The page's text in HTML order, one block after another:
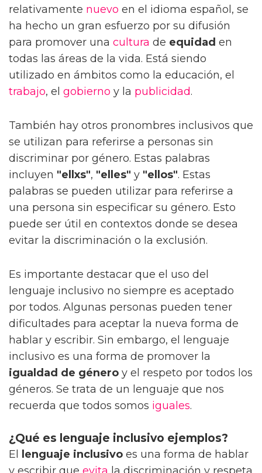
relativamente nuevo en el idioma español, se
ha hecho un gran esfuerzo por su difusión
para promover una cultura de equidad en
todas las áreas de la vida. Está siendo
utilizado en ámbitos como la educación, el
trabajo, el gobierno y la publicidad.
También hay otros pronombres inclusivos que
se utilizan para referirse a personas sin
discriminar por género. Estas palabras
incluyen "ellxs", "elles" y "ellos". Estas
palabras se pueden utilizar para referirse a
una persona sin especificar su género. Esto
puede ser útil en contextos donde se desea
evitar la discriminación o la exclusión.
Es importante destacar que el uso del
lenguaje inclusivo no siempre es aceptado
por todos. Algunas personas pueden tener
dificultades para aceptar la nueva forma de
hablar y escribir. Sin embargo, el lenguaje
inclusivo es una forma de promover la
igualdad de género y el respeto por todos los
géneros. Se trata de un lenguaje que nos
recuerda que todos somos iguales.
¿Qué es lenguaje inclusivo ejemplos?
El lenguaje inclusivo es una forma de hablar